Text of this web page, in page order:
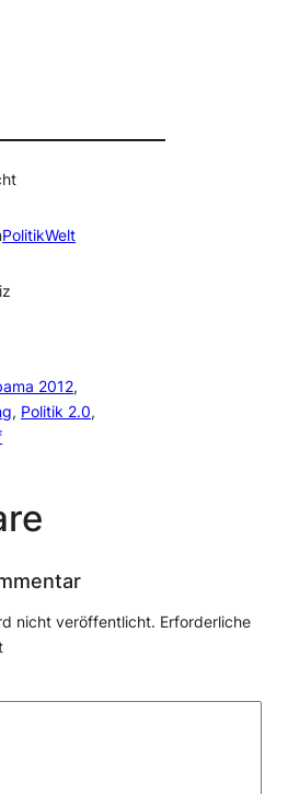
PolitikWelt
2012
, Politik 2.0
nicht veröffentlicht. Erforderliche